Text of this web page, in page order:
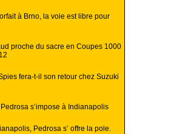
à Brno, la voie est libre pour
proche du sacre en Coupes 1000
fera-t-il son retour chez Suzuki
s’impose à Indianapolis
Pedrosa s’ offre la pole.